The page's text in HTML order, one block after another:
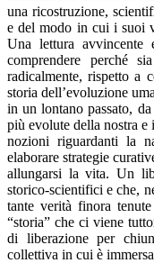
una ricostruzione,
e del modo in cui i suoi
Una lettura avvincente
comprendere perché
radicalmente, rispetto a
storia dell’evoluzione
in un lontano passato,
più evolute della nostra e
nozioni riguardanti la
elaborare strategie
allungarsi la vita. Un
storico-scientifici e che,
tante verità finora
“storia” che ci viene
di liberazione per
collettiva in cui è